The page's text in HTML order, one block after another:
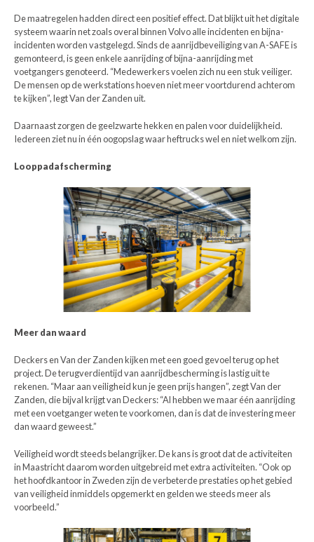
De maatregelen hadden direct een positief effect. Dat blijkt uit het digitale
systeem waarin net zoals overal binnen Volvo alle incidenten en bijna-
incidenten worden vastgelegd. Sinds de aanrijdbeveiliging van A-SAFE is
gemonteerd, is geen enkele aanrijding of bijna-aanrijding met
voetgangers genoteerd. “Medewerkers voelen zich nu een stuk veiliger.
De mensen op de werkstations hoeven niet meer voortdurend achterom
te kijken”, legt Van der Zanden uit.
Daarnaast zorgen de geelzwarte hekken en palen voor duidelijkheid.
Iedereen ziet nu in één oogopslag waar heftrucks wel en niet welkom zijn.
Looppadafscherming
Meer dan waard
Deckers en Van der Zanden kijken met een goed gevoel terug op het
project. De terugverdientijd van aanrijdbescherming is lastig uit te
rekenen. “Maar aan veiligheid kun je geen prijs hangen”, zegt Van der
Zanden, die bijval krijgt van Deckers: “Al hebben we maar één aanrijding
met een voetganger weten te voorkomen, dan is dat de investering meer
dan waard geweest.”
Veiligheid wordt steeds belangrijker. De kans is groot dat de activiteiten
in Maastricht daarom worden uitgebreid met extra activiteiten. “Ook op
het hoofdkantoor in Zweden zijn de verbeterde prestaties op het gebied
van veiligheid inmiddels opgemerkt en gelden we steeds meer als
voorbeeld.”